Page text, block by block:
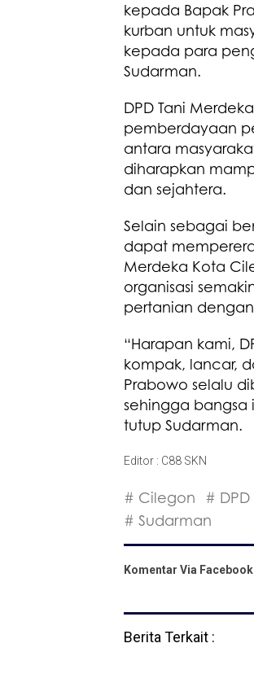
kepada Bapak
kurban untuk
kepada para
Sudarman.
DPD Tani
pemberdayaan
antara
diharapkan
dan sejahtera.
Selain sebagai
dapat
Merdeka Kota
organisasi
pertanian
“Harapan kami,
kompak, lancar,
Prabowo selalu
sehingga bangsa
tutup Sudarman.
Editor : C88 SKN
# Cilegon #
# Sudarman
Komentar Via Facebook
Berita Terkait :